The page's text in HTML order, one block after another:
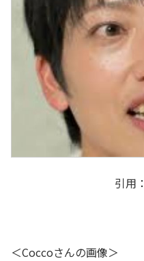
引用：
＜Coccoさんの画像＞